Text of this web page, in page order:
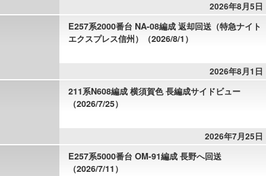
2026年8月5日
E257系2000番台 NA-08編成 返却回送（特急ナイト
エクスプレス信州）（2026/8/1）
2026年8月1日
211系N608編成 横須賀色 長編成サイドビュー
（2026/7/25）
2026年7月25日
E257系5000番台 OM-91編成 長野へ回送
（2026/7/11）